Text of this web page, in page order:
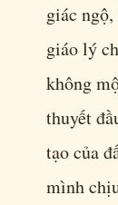
giác
giáo lý
không
thuyết
tạo của
mình